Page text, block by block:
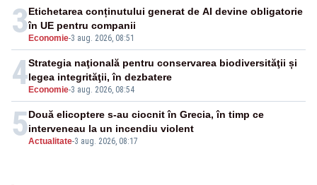
3 Economie-3 aug. 2026, 08:51
Etichetarea conținutului generat de AI devine obligatorie
în UE pentru companii
4 Economie-3 aug. 2026, 08:54
Strategia naţională pentru conservarea biodiversităţii și
legea integrităţii, în dezbatere
5Actualitate-3 aug. 2026, 08:17
Două elicoptere s-au ciocnit în Grecia, în timp ce
interveneau la un incendiu violent